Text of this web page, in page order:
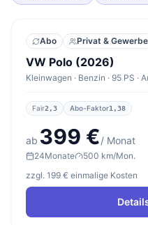
Abo Privat & Gewerbe
VW Polo (2026)
Kleinwagen · Benzin · 95 PS ·
Fair2,3 Abo-Faktor1,38
ab 399 €/ Monat
24Monate
500 km/Mon.
zzgl. 199 € einmalige Kosten